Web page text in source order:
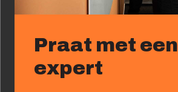
Praat met een
expert